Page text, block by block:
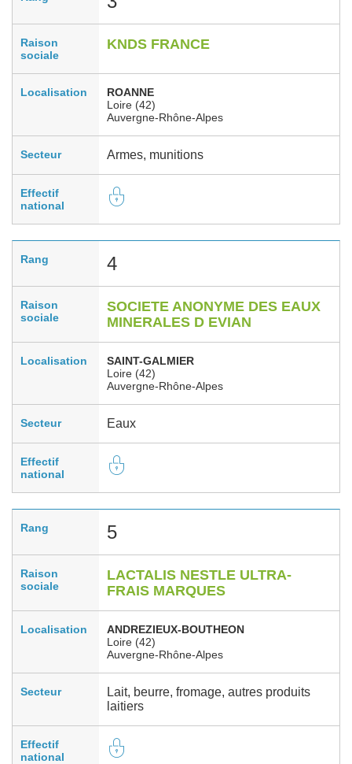
Raison
sociale
KNDS FRANCE
Localisation
ROANNE
Loire (42)
Auvergne-Rhône-Alpes
Secteur Armes, munitions
Effectif
national
Rang 4
Raison
sociale
SOCIETE ANONYME DES EAUX
MINERALES D EVIAN
Localisation
SAINT-GALMIER
Loire (42)
Auvergne-Rhône-Alpes
Secteur Eaux
Effectif
national
Rang 5
Raison
sociale
LACTALIS NESTLE ULTRA-
FRAIS MARQUES
Localisation
ANDREZIEUX-BOUTHEON
Loire (42)
Auvergne-Rhône-Alpes
Secteur
Lait, beurre, fromage, autres produits
laitiers
Effectif
national